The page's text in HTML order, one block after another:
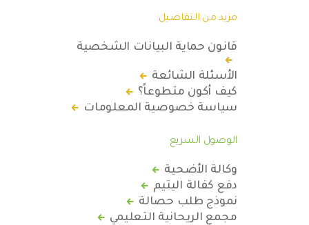
مزيد من التفاصيل
قانون حماية البيانات الشخصية
الأسئلة الشائعة
كيف أكون متطوعاً؟
سياسة خصوصية المعلومات
الوصول السريع
وكالة الأضحية
دفع كفالة اليتيم
نموذج طلب حصالة
مجمع الريحانية التعليمي